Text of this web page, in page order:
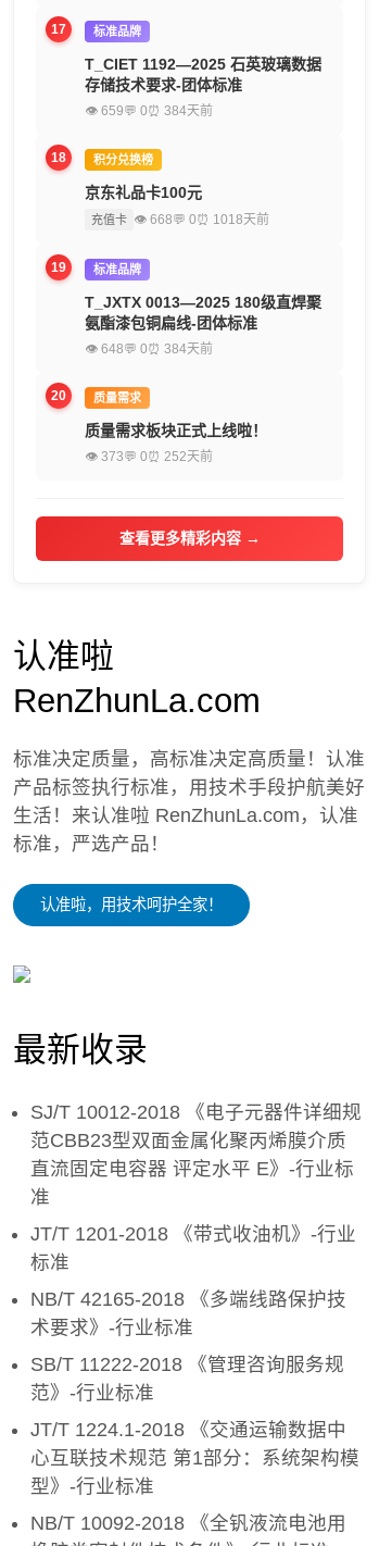
17 标准品牌
T_CIET 1192—2025 石英玻璃数据
存储技术要求-团体标准
👁 659💬 0⏰ 384天前
18 积分兑换榜
京东礼品卡100元
充值卡 👁 668💬 0⏰ 1018天前
19 标准品牌
T_JXTX 0013—2025 180级直焊聚
氨酯漆包铜扁线-团体标准
👁 648💬 0⏰ 384天前
20 质量需求
质量需求板块正式上线啦！
👁 373💬 0⏰ 252天前
查看更多精彩内容 →
认准啦
RenZhunLa.com
标准决定质量，高标准决定高质量！认准
产品标签执行标准，用技术手段护航美好
生活！来认准啦 RenZhunLa.com，认准
标准，严选产品！
认准啦，用技术呵护全家！
最新收录
SJ/T 10012-2018 《电子元器件详细规
范CBB23型双面金属化聚丙烯膜介质
直流固定电容器 评定水平 E》-行业标
准
JT/T 1201-2018 《带式收油机》-行业
标准
NB/T 42165-2018 《多端线路保护技
术要求》-行业标准
SB/T 11222-2018 《管理咨询服务规
范》-行业标准
JT/T 1224.1-2018 《交通运输数据中
心互联技术规范 第1部分：系统架构模
型》-行业标准
NB/T 10092-2018 《全钒液流电池用